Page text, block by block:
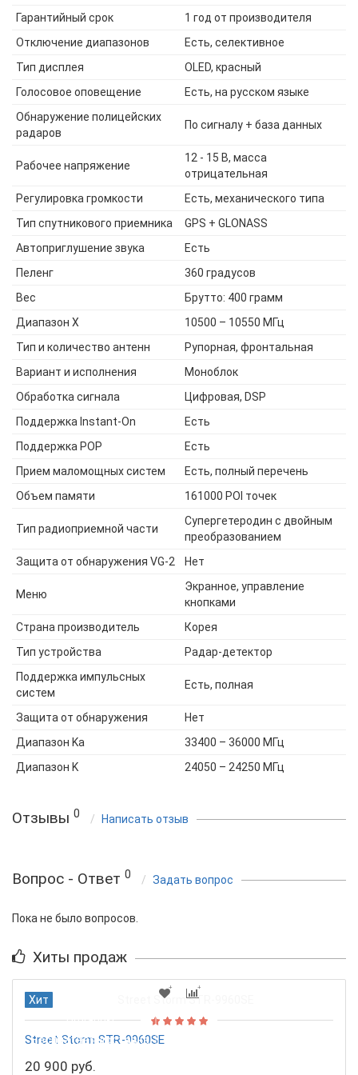
Гарантийный срок
1 год от производителя
Отключение диапазонов
Есть, селективное
Тип дисплея
OLED, красный
Голосовое оповещение
Есть, на русском языке
Обнаружение полицейских
радаров
По сигналу + база данных
Рабочее напряжение
12 - 15 В, масса
отрицательная
Регулировка громкости
Есть, механического типа
Тип спутникового приемника
GPS + GLONASS
Автоприглушение звука
Есть
Пеленг
360 градусов
Вес
Брутто: 400 грамм
Диапазон X
10500 – 10550 МГц
Тип и количество антенн
Рупорная, фронтальная
Вариант и исполнения
Моноблок
Обработка сигнала
Цифровая, DSP
Поддержка Instant-On
Есть
Поддержка POP
Есть
Прием маломощных систем
Есть, полный перечень
Объем памяти
161000 POI точек
Тип радиоприемной части
Супергетеродин с двойным
преобразованием
Защита от обнаружения VG-2
Нет
Меню
Экранное, управление
кнопками
Страна производитель
Корея
Тип устройства
Радар-детектор
Поддержка импульсных
систем
Есть, полная
Защита от обнаружения
Нет
Диапазон Ka
33400 – 36000 МГц
Диапазон K
24050 – 24250 МГц
Отзывы 0 Написать отзыв
Вопрос - Ответ 0 Задать вопрос
Пока не было вопросов.
Хиты продаж
Хит
Подарок!
Бесплатная доставка
Street Storm STR-9960SE
20 900 руб.